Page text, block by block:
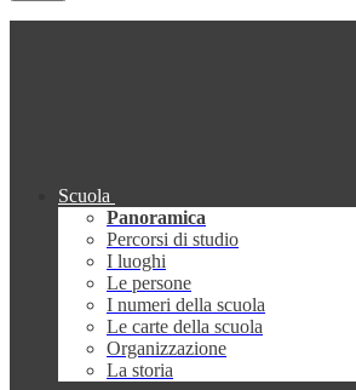
Scuola
Panoramica
Percorsi di studio
I luoghi
Le persone
I numeri della scuola
Le carte della scuola
Organizzazione
La storia